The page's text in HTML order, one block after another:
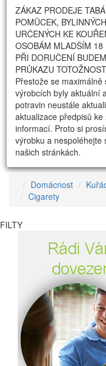
ZÁKAZ PRODEJE
POMŮCEK,
URČENÝCH KE
OSOBÁM MLADŠÍM 18
PŘI DORUČENÍ
PRŮKAZU
Přestože se
výrobcích byly aktuální
potravin neustále
aktualizace předpisů
informací. Proto si
výrobku a nespoléhejte
našich stránkách.
Domácnost
Cigarety
FILTY